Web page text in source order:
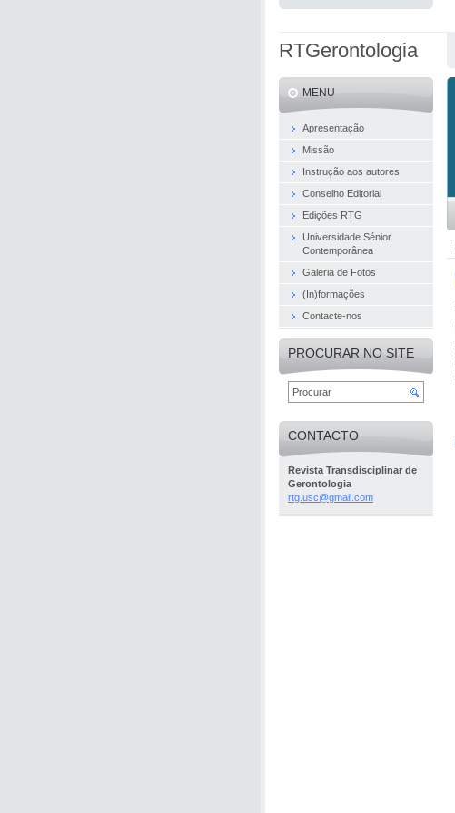
RTGerontologia
MENU
Apresentação
Missão
Instrução aos autores
Conselho Editorial
Edições RTG
Universidade Sénior
Contemporânea
Galeria de Fotos
(In)formações
Contacte-nos
PROCURAR NO SITE
CONTACTO
Revista Transdisciplinar de
Gerontologia
rtg.usc@gmail.com